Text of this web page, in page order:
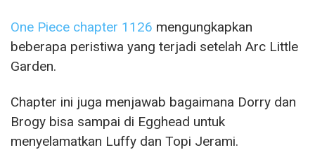
One Piece chapter 1126 mengungkapkan
beberapa peristiwa yang terjadi setelah Arc Little
Garden.
Chapter ini juga menjawab bagaimana Dorry dan
Brogy bisa sampai di Egghead untuk
menyelamatkan Luffy dan Topi Jerami.